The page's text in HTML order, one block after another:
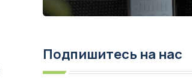
Подпишитесь на нас